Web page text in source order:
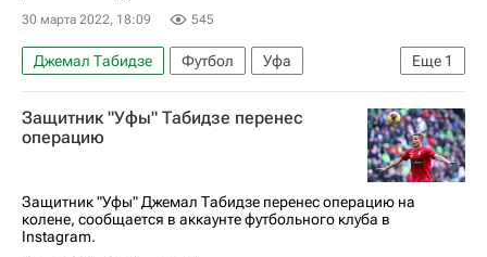
30 марта 2022, 18:09 545
Еще 1
Джемал Табидзе Футбол
Уфа
Трансферы
Защитник "Уфы" Табидзе перенес
операцию
Защитник "Уфы" Джемал Табидзе перенес операцию на
колене, сообщается в аккаунте футбольного клуба в
Instagram.